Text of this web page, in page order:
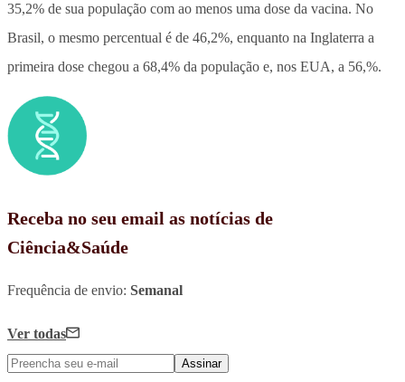
35,2% de sua população com ao menos uma dose da vacina. No
Brasil, o mesmo percentual é de 46,2%, enquanto na Inglaterra a
primeira dose chegou a 68,4% da população e, nos EUA, a 56,%.
Receba no seu email as notícias de
Ciência&Saúde
Frequência de envio: Semanal
Ver todas
Assinar